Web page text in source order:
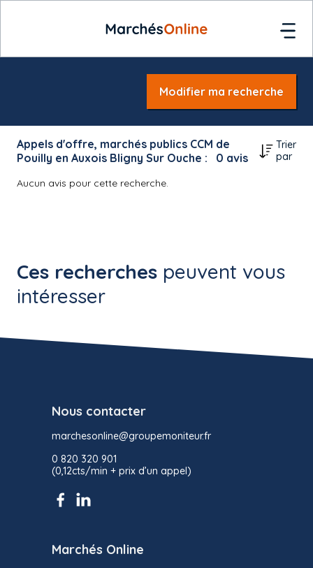
Modifier ma recherche
Appels d'offre, marchés publics CCM de
Pouilly en Auxois Bligny Sur Ouche :
0 avis
Trier
par
Aucun avis pour cette recherche.
Ces recherches peuvent vous
intéresser
Nous contacter
marchesonline@groupemoniteur.fr
0 820 320 901
(0,12cts/min + prix d’un appel)
Marchés Online